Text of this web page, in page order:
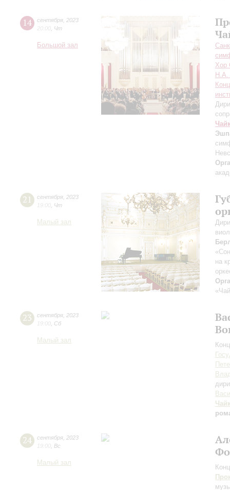
14 сентября 2023
20:00 Чт
Большой зал
Хор
Н.А.
21 сентября 2023
19:00 Чт
Малый зал
на
23 сентября 2023
19:00 Сб
Малый зал
24 сентября 2023
19:00 Вс
Малый зал